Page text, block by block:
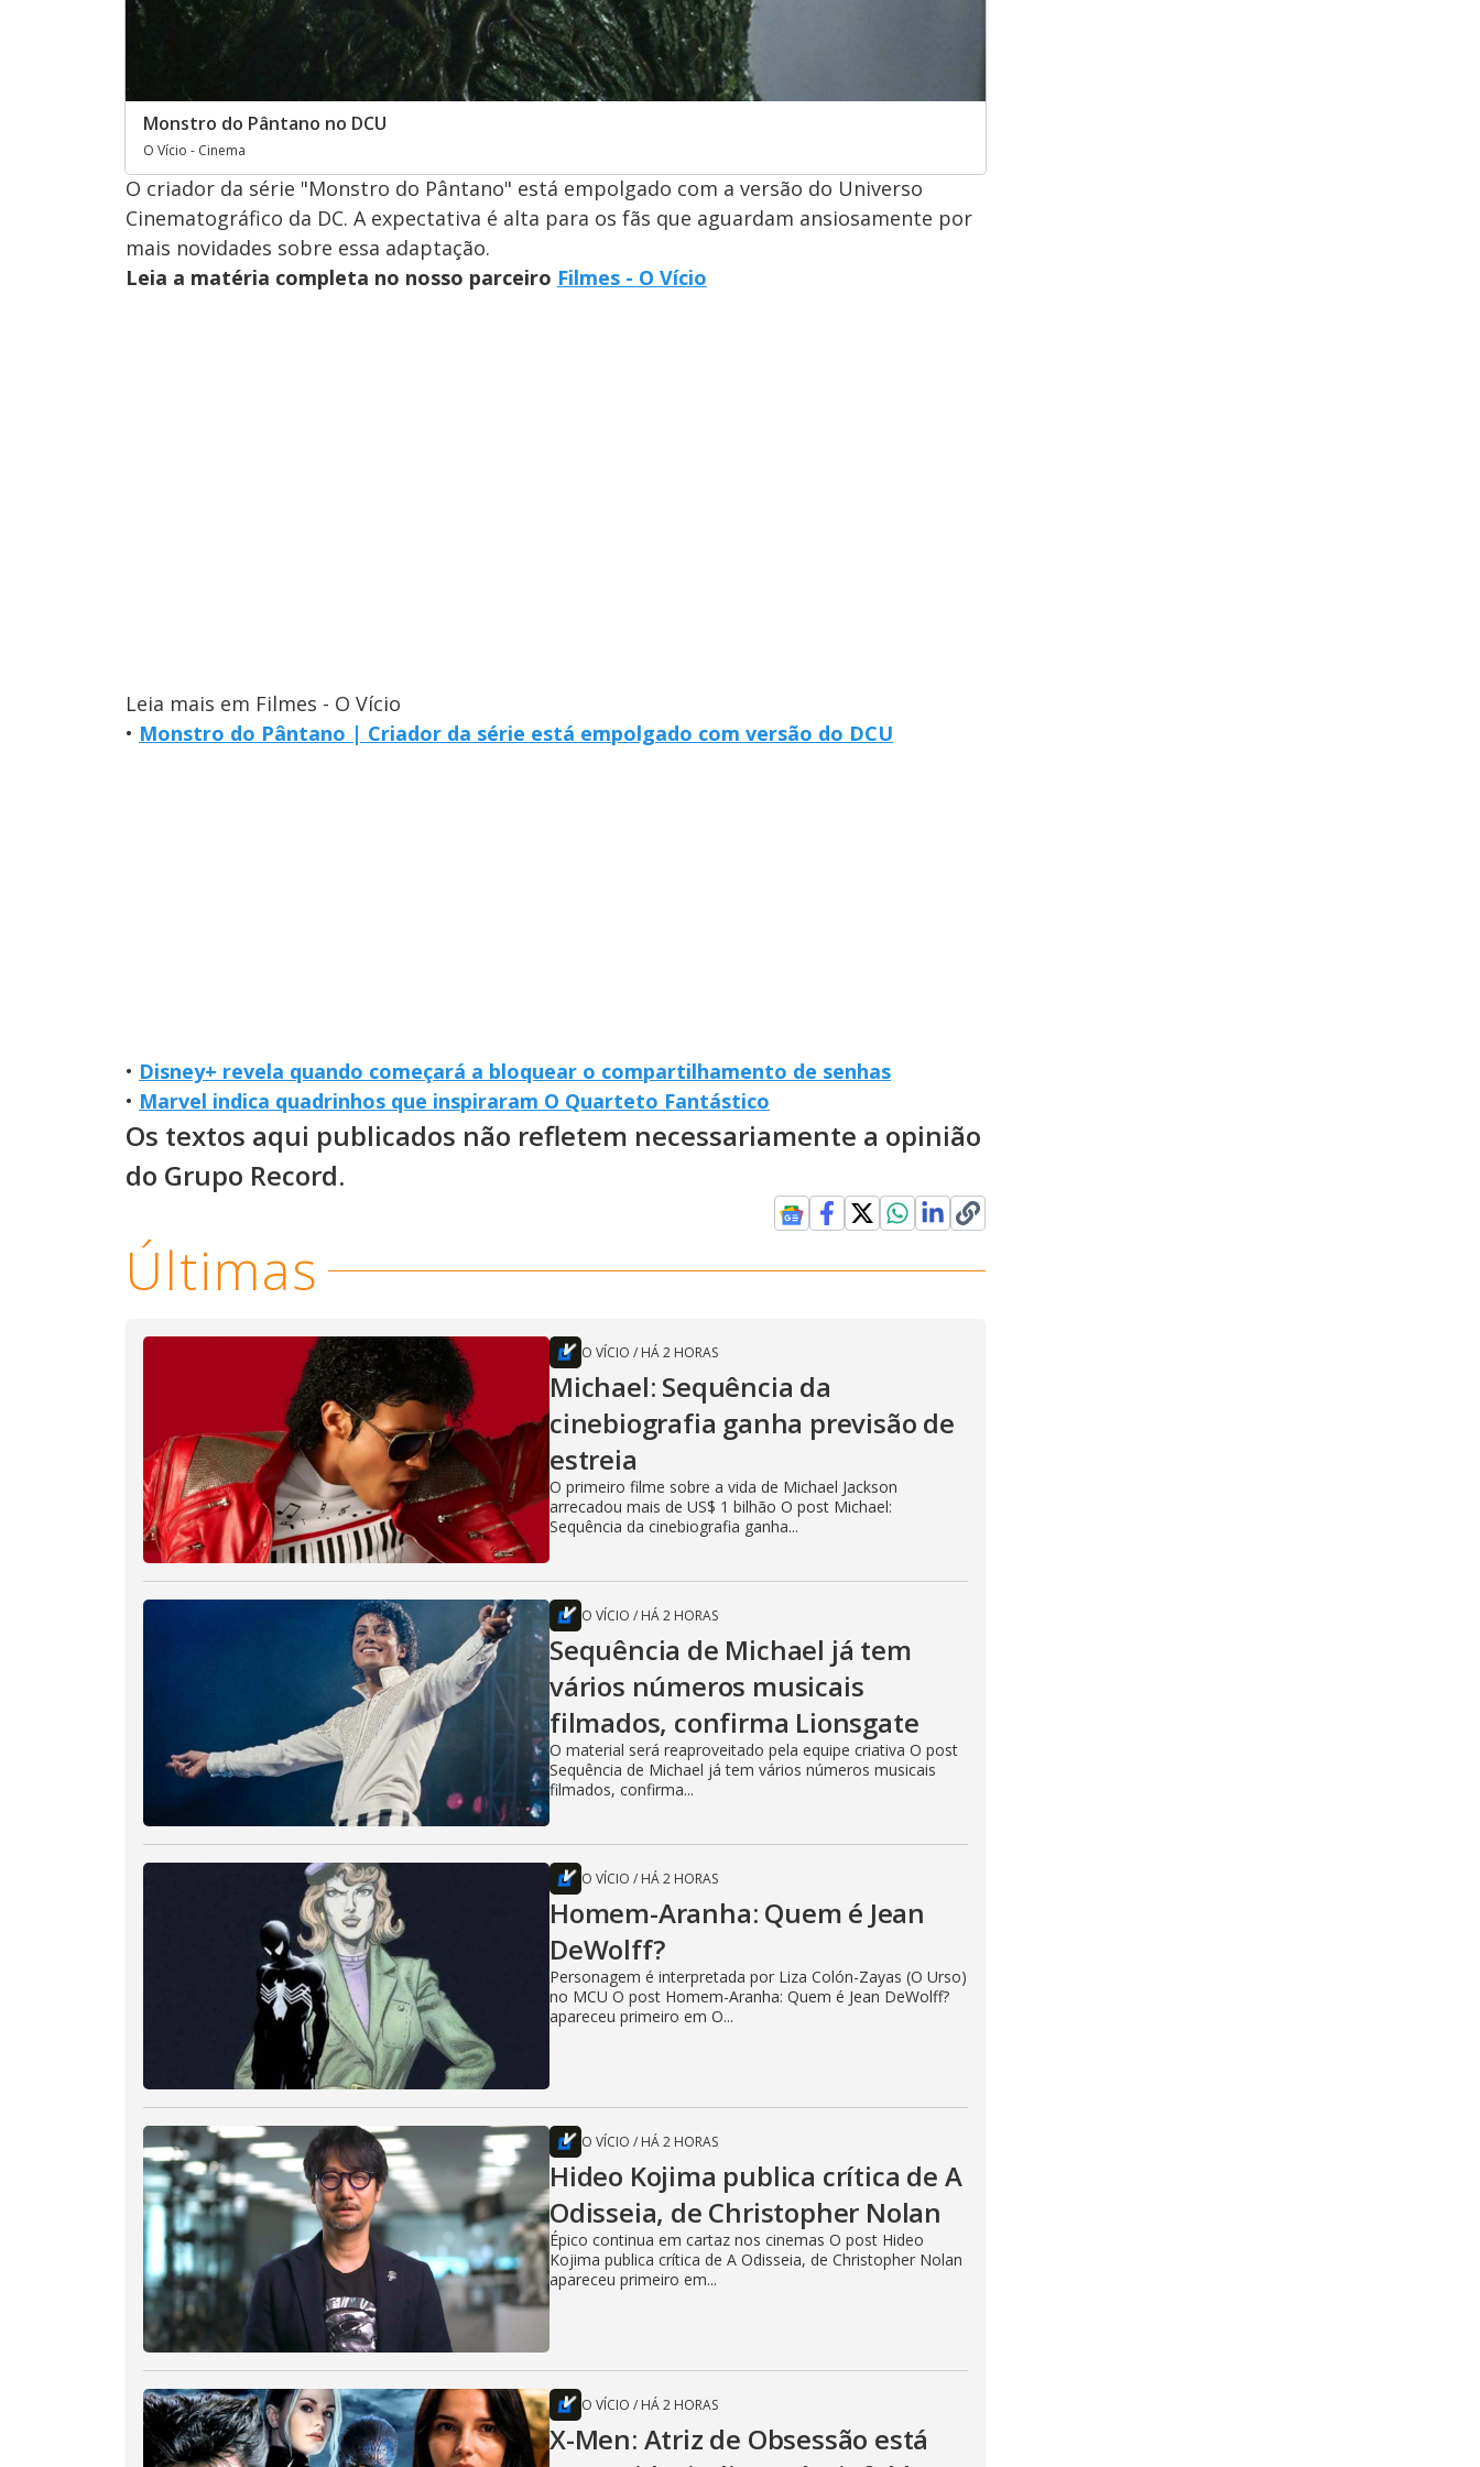
Monstro do Pântano no DCU
O Vício - Cinema
O criador da série "Monstro do Pântano" está empolgado com a versão do Universo
Cinematográfico da DC. A expectativa é alta para os fãs que aguardam ansiosamente por
mais novidades sobre essa adaptação.
Leia a matéria completa no nosso parceiro Filmes - O Vício
Leia mais em Filmes - O Vício
• Monstro do Pântano | Criador da série está empolgado com versão do DCU
• Disney+ revela quando começará a bloquear o compartilhamento de senhas
• Marvel indica quadrinhos que inspiraram O Quarteto Fantástico
Os textos aqui publicados não refletem necessariamente a opinião
do Grupo Record.
Últimas
O VÍCIO / HÁ 2 HORAS
Michael: Sequência da
cinebiografia ganha previsão de
estreia
O primeiro filme sobre a vida de Michael Jackson
arrecadou mais de US$ 1 bilhão O post Michael:
Sequência da cinebiografia ganha...
O VÍCIO / HÁ 2 HORAS
Sequência de Michael já tem
vários números musicais
filmados, confirma Lionsgate
O material será reaproveitado pela equipe criativa O post
Sequência de Michael já tem vários números musicais
filmados, confirma...
O VÍCIO / HÁ 2 HORAS
Homem-Aranha: Quem é Jean
DeWolff?
Personagem é interpretada por Liza Colón-Zayas (O Urso)
no MCU O post Homem-Aranha: Quem é Jean DeWolff?
apareceu primeiro em O...
O VÍCIO / HÁ 2 HORAS
Hideo Kojima publica crítica de A
Odisseia, de Christopher Nolan
Épico continua em cartaz nos cinemas O post Hideo
Kojima publica crítica de A Odisseia, de Christopher Nolan
apareceu primeiro em...
O VÍCIO / HÁ 2 HORAS
X-Men: Atriz de Obsessão está